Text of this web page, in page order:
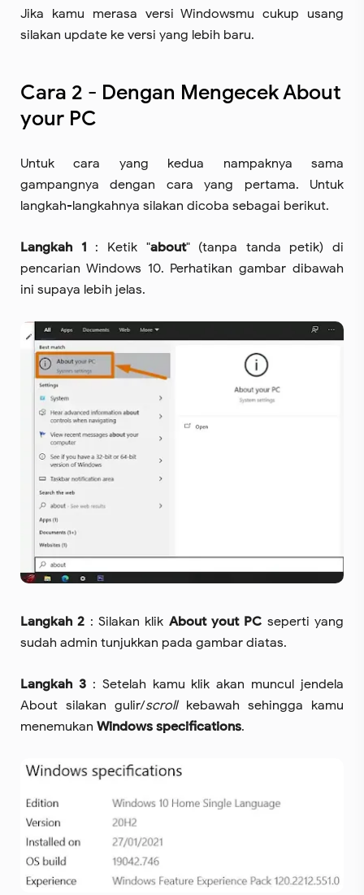
Jika kamu merasa versi Windowsmu cukup usang
silakan update ke versi yang lebih baru.
Cara 2 - Dengan Mengecek About
your PC
Untuk cara yang kedua nampaknya sama
gampangnya dengan cara yang pertama. Untuk
langkah-langkahnya silakan dicoba sebagai berikut.
Langkah 1 : Ketik "about" (tanpa tanda petik) di
pencarian Windows 10. Perhatikan gambar dibawah
ini supaya lebih jelas.
Langkah 2 : Silakan klik About yout PC seperti yang
sudah admin tunjukkan pada gambar diatas.
Langkah 3: Setelah kamu klik akan muncul jendela
About silakan gulir/scrollkebawah sehingga kamu
menemukan Windows specifications.